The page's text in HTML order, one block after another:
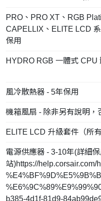
PRO、PRO XT、RGB
CAPELLIX、ELITE LCD
保用
HYDRO RGB 一體式 CPU
風冷散熱器 - 5年保用
機箱風扇 - 除非另有說明，
ELITE LCD 升級套件（所
電源供應器 - 3-10年(詳細
站)https://
b385-4d1f-81d9-